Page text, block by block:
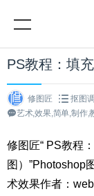
PS教程：填
修图匠 抠图
艺术,效果,简单,制作,
修图匠“ PS教程
图）”Photoshop
术效果作者：